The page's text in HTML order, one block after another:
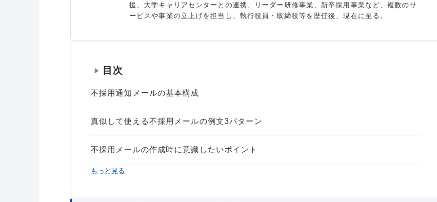
援、大学キャリアセンターとの連携、リーダー研修事業、新卒採用事業など、複数のサ
ービスや事業の立上げを担当し、執行役員・取締役等を歴任後、現在に至る。
目次
不採用通知メールの基本構成
真似して使える不採用メールの例文3パターン
不採用メールの作成時に意識したいポイント
不採用メールで好印象を生み出すポイント
まとめ
もっと見る